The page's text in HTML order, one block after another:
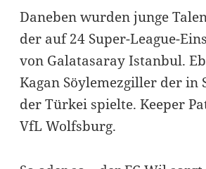
Daneben wurden junge
der auf 24 Super-League-
von Galatasaray Istanbul.
Kagan Söylemezgiller der
der Türkei spielte. Keeper
VfL Wolfsburg.